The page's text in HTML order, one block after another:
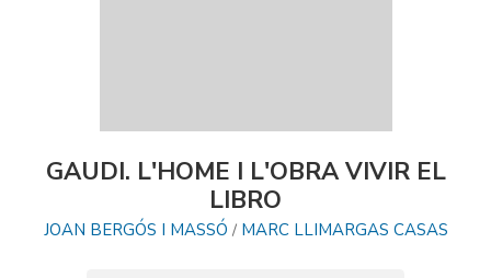
GAUDI. L'HOME I L'OBRA VIVIR EL
LIBRO
JOAN BERGÓS I MASSÓ / MARC LLIMARGAS CASAS